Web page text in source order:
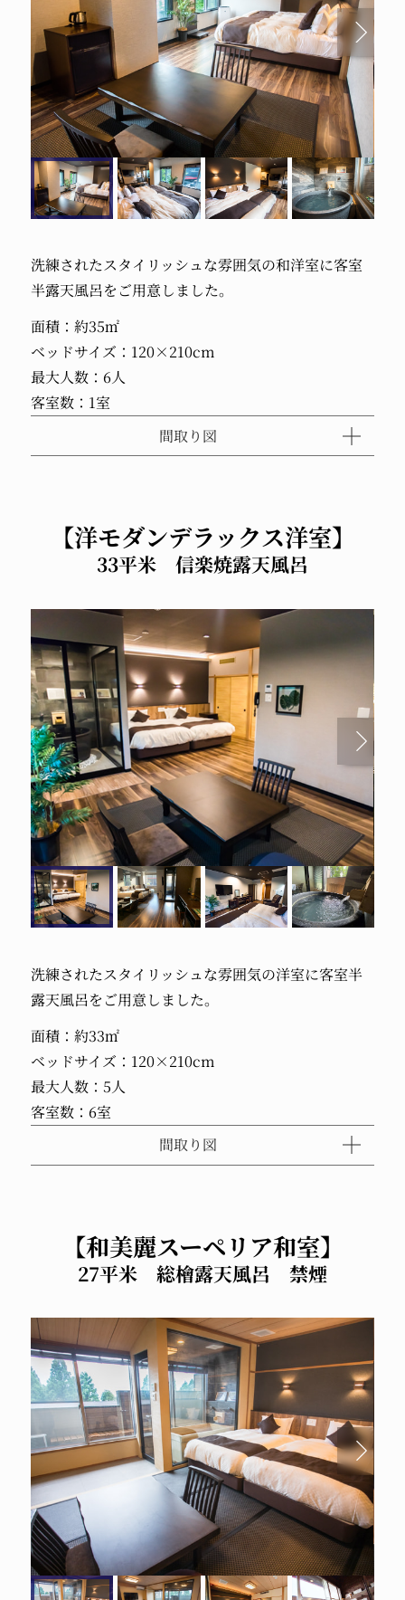
洗練されたスタイリッシュな雰囲気の和洋室に客室
半露天風呂をご用意しました。
面積：約35㎡
ベッドサイズ：120×210cm
最大人数：6人
客室数：1室
間取り図
【洋モダンデラックス洋室】
33平米 信楽焼露天風呂
洗練されたスタイリッシュな雰囲気の洋室に客室半
露天風呂をご用意しました。
面積：約33㎡
ベッドサイズ：120×210cm
最大人数：5人
客室数：6室
間取り図
【和美麗スーペリア和室】
27平米 総檜露天風呂 禁煙